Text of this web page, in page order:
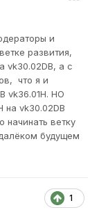
и
развития,
vk30.02DB, а с
что я и
vk36.01H. НО
на vk30.02DB
ветку
будущем
1